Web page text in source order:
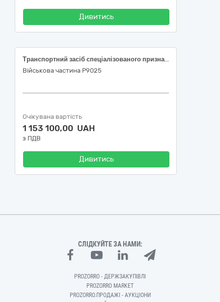
Дивитись
Транспортний засіб спеціалізованого призначення на базі Renault Duster або еквівалент.
Військова частина Р9025
Очікувана вартість
1 153 100,00 UAH
з ПДВ
Дивитись
СЛІДКУЙТЕ ЗА НАМИ:
PROZORRO - ДЕРЖЗАКУПІВЛІ
PROZORRO MARKET
PROZORRO.ПРОДАЖІ - АУКЦІОНИ